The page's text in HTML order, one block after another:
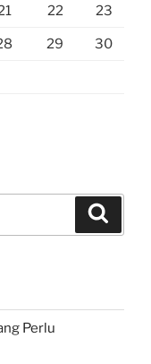
22 23
29 30
Perlu